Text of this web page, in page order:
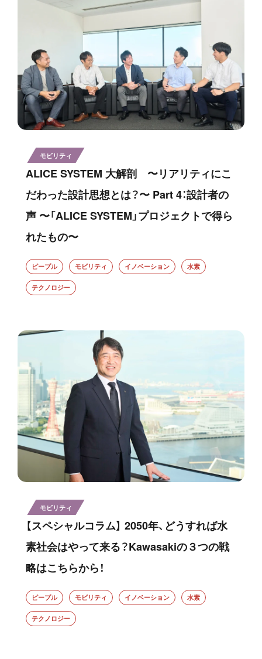
モビリティ
ALICE SYSTEM 大解剖 〜リアリティにこ
だわった設計思想とは？〜 Part 4：設計者の
声 〜「ALICE SYSTEM」プロジェクトで得ら
れたもの〜
ピープル モビリティ イノベーション 水素
テクノロジー
モビリティ
【スペシャルコラム】 2050年、どうすれば水
素社会はやって来る？Kawasakiの３つの戦
略はこちらから！
ピープル モビリティ イノベーション 水素
テクノロジー